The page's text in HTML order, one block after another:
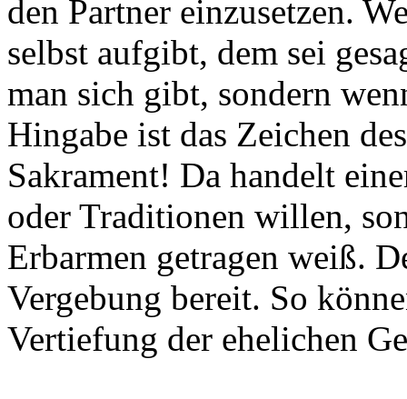
den Partner einzusetzen.
selbst aufgibt, dem sei
man sich gibt, sondern
Hingabe ist das Zeichen
Sakrament! Da handelt
oder Traditionen willen,
Erbarmen getragen weiß.
Vergebung bereit. So
Vertiefung der ehelichen